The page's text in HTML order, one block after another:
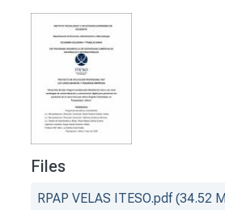
Files
RPAP VELAS ITESO.pdf(34.52